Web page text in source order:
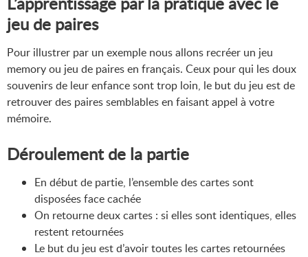
jeu de paires
Pour illustrer par un exemple nous allons recréer un jeu
memory ou jeu de paires en français. Ceux pour qui les doux
souvenirs de leur enfance sont trop loin, le but du jeu est de
retrouver des paires semblables en faisant appel à votre
mémoire.
Déroulement de la partie
En début de partie, l’ensemble des cartes sont
disposées face cachée
On retourne deux cartes : si elles sont identiques, elles
restent retournées
Le but du jeu est d’avoir toutes les cartes retournées